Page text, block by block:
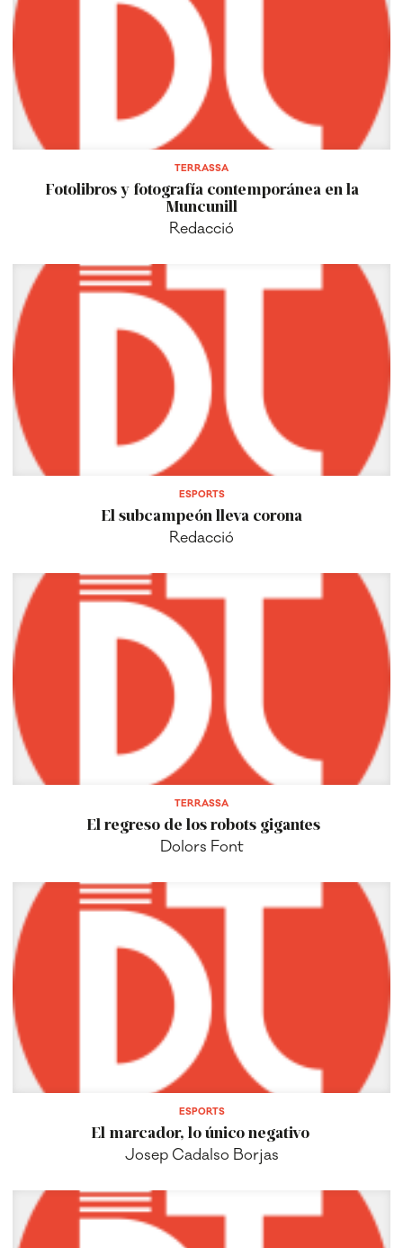
TERRASSA
Fotolibros y fotografía contemporánea en la
Muncunill
Redacció
ESPORTS
El subcampeón lleva corona
Redacció
TERRASSA
El regreso de los robots gigantes
Dolors Font
ESPORTS
El marcador, lo único negativo
Josep Cadalso Borjas